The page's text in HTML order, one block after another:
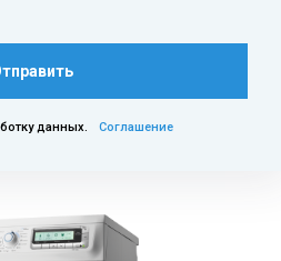
данных. Соглашение